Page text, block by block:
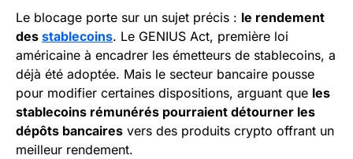
Le blocage porte sur un sujet précis : le rendement
des stablecoins. Le GENIUS Act, première loi
américaine à encadrer les émetteurs de stablecoins, a
déjà été adoptée. Mais le secteur bancaire pousse
pour modifier certaines dispositions, arguant que les
stablecoins rémunérés pourraient détourner les
dépôts bancaires vers des produits crypto offrant un
meilleur rendement.